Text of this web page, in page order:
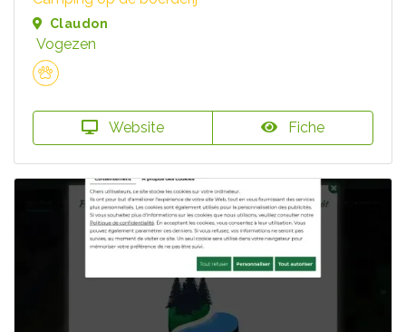
Claudon
Vogezen
Website Fiche